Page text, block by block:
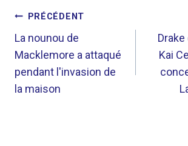
NAVIGATION
DE
L’ARTICLE
PRÉCÉDENT
La nounou de
Macklemore a attaqué
pendant l'invasion de
la maison
Kai